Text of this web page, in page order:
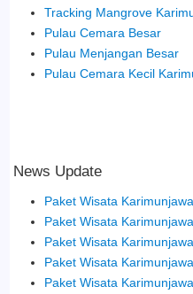
Tracking Mangrove
Pulau Cemara Besar
Pulau Menjangan Besar
Pulau Cemara Kecil
News Update
Paket Wisata
Paket Wisata
Paket Wisata
Paket Wisata
Paket Wisata